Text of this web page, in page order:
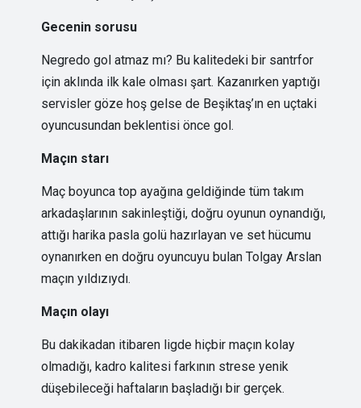
Gecenin sorusu
Negredo gol atmaz mı? Bu kalitedeki bir santrfor
için aklında ilk kale olması şart. Kazanırken yaptığı
servisler göze hoş gelse de Beşiktaş’ın en uçtaki
oyuncusundan beklentisi önce gol.
Maçın starı
Maç boyunca top ayağına geldiğinde tüm takım
arkadaşlarının sakinleştiği, doğru oyunun oynandığı,
attığı harika pasla golü hazırlayan ve set hücumu
oynanırken en doğru oyuncuyu bulan Tolgay Arslan
maçın yıldızıydı.
Maçın olayı
Bu dakikadan itibaren ligde hiçbir maçın kolay
olmadığı, kadro kalitesi farkının strese yenik
düşebileceği haftaların başladığı bir gerçek.